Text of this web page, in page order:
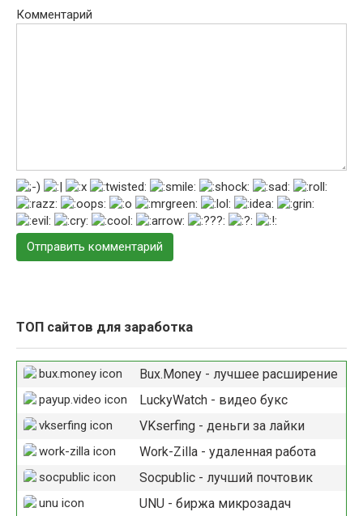
Комментарий
ТОП сайтов для заработка
Bux.Money - лучшее расширение
LuckyWatch - видео букс
VKserfing - деньги за лайки
Work-Zilla - удаленная работа
Socpublic - лучший почтовик
UNU - биржа микрозадач